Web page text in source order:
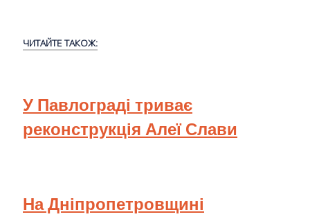
ЧИТАЙТЕ ТАКОЖ:
У Павлограді триває
реконструкція Алеї Слави
На Дніпропетровщині